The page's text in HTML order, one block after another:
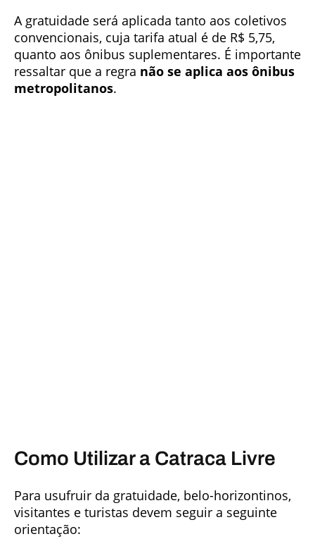
A gratuidade será aplicada tanto aos coletivos
convencionais, cuja tarifa atual é de R$ 5,75,
quanto aos ônibus suplementares. É importante
ressaltar que a regra não se aplica aos ônibus
metropolitanos.
Como Utilizar a Catraca Livre
Para usufruir da gratuidade, belo-horizontinos,
visitantes e turistas devem seguir a seguinte
orientação: